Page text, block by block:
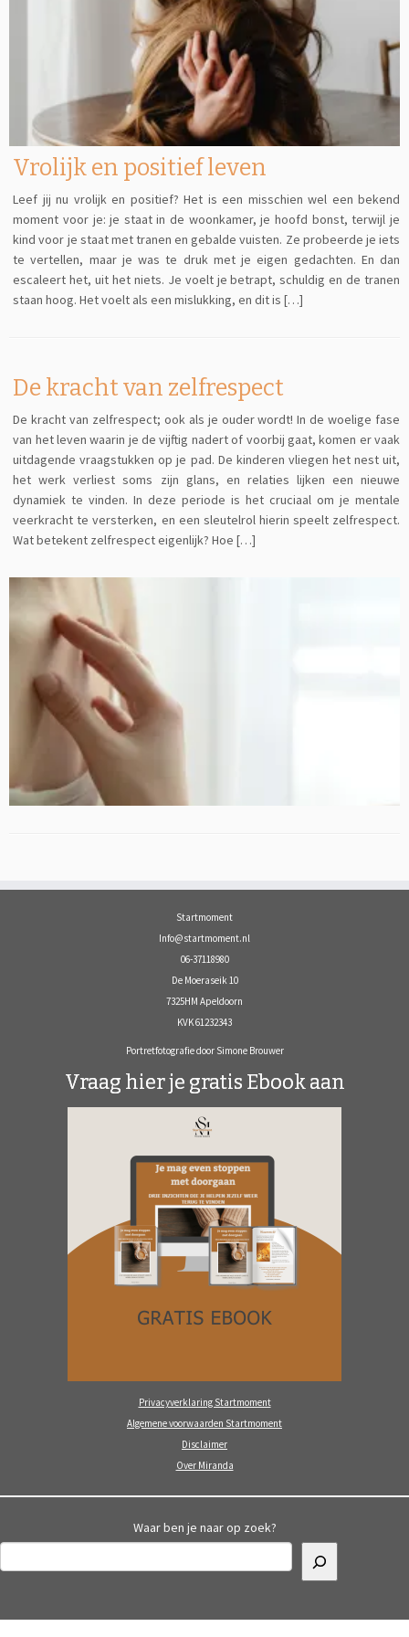
Vrolijk en positief leven
Leef jij nu vrolijk en positief? Het is een misschien wel een bekend
moment voor je: je staat in de woonkamer, je hoofd bonst, terwijl je
kind voor je staat met tranen en gebalde vuisten. Ze probeerde je iets
te vertellen, maar je was te druk met je eigen gedachten. En dan
escaleert het, uit het niets. Je voelt je betrapt, schuldig en de tranen
staan hoog. Het voelt als een mislukking, en dit is […]
De kracht van zelfrespect
De kracht van zelfrespect; ook als je ouder wordt! In de woelige fase
van het leven waarin je de vijftig nadert of voorbij gaat, komen er vaak
uitdagende vraagstukken op je pad. De kinderen vliegen het nest uit,
het werk verliest soms zijn glans, en relaties lijken een nieuwe
dynamiek te vinden. In deze periode is het cruciaal om je mentale
veerkracht te versterken, en een sleutelrol hierin speelt zelfrespect.
Wat betekent zelfrespect eigenlijk? Hoe […]
Startmoment
Info@startmoment.nl
06-37118980
De Moeraseik 10
7325HM Apeldoorn
KVK 61232343
Portretfotografie door Simone Brouwer
Vraag hier je gratis Ebook aan
Privacyverklaring Startmoment
Algemene voorwaarden Startmoment
Disclaimer
Over Miranda
Waar ben je naar op zoek?